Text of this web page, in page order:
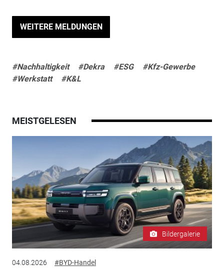
WEITERE MELDUNGEN
#Nachhaltigkeit #Dekra #ESG
#Kfz-Gewerbe
#Werkstatt
#K&L
MEISTGELESEN
Bildergalerie
04.08.2026 #BYD-Handel